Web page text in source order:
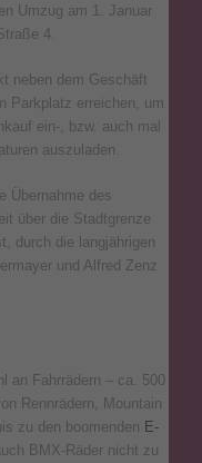
Umzug am 1. Januar
4.
neben dem Geschäft
Parkplatz erreichen, um
ein-, bzw. auch mal
auszuladen.
Übernahme des
über die Stadtgrenze
durch die langjährigen
und Alfred Zenz
an Fahrrädern – ca. 500
Rennrädern, Mountain
zu den boomenden E-
BMX-Räder nicht zu